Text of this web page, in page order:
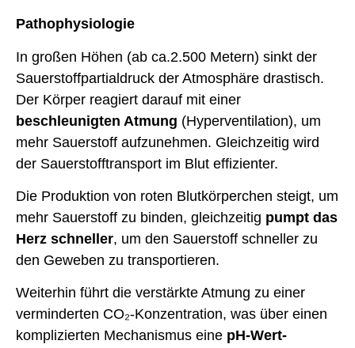
Pathophysiologie
In großen Höhen (ab ca.2.500 Metern) sinkt der
Sauerstoffpartialdruck der Atmosphäre drastisch.
Der Körper reagiert darauf mit einer
beschleunigten Atmung (Hyperventilation), um
mehr Sauerstoff aufzunehmen. Gleichzeitig wird
der Sauerstofftransport im Blut effizienter.
Die Produktion von roten Blutkörperchen steigt, um
mehr Sauerstoff zu binden, gleichzeitig pumpt das
Herz schneller, um den Sauerstoff schneller zu
den Geweben zu transportieren.
Weiterhin führt die verstärkte Atmung zu einer
verminderten CO₂-Konzentration, was über einen
komplizierten Mechanismus eine pH-Wert-